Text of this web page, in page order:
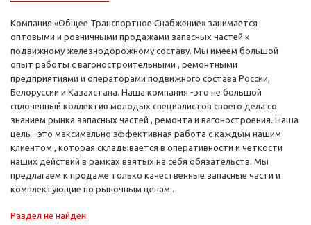
Компания «Общее Транспортное Снабжение» занимается
оптовыми и розничными продажами запасных частей к
подвижному железнодорожному составу. Мы имеем большой
опыт работы с вагоностроительными , ремонтными
предприятиями и операторами подвижного состава России,
Белоруссии и Казахстана. Наша компания -это не большой
сплоченный коллектив молодых специалистов своего дела со
знанием рынка запасных частей , ремонта и вагоностроения. Наша
цель –это максимально эффективная работа с каждым нашим
клиентом , которая складывается в оперативности и четкости
наших действий в рамках взятых на себя обязательств. Мы
предлагаем к продаже только качественные запасные части и
комплектующие по рыночным ценам .
Раздел не найден.